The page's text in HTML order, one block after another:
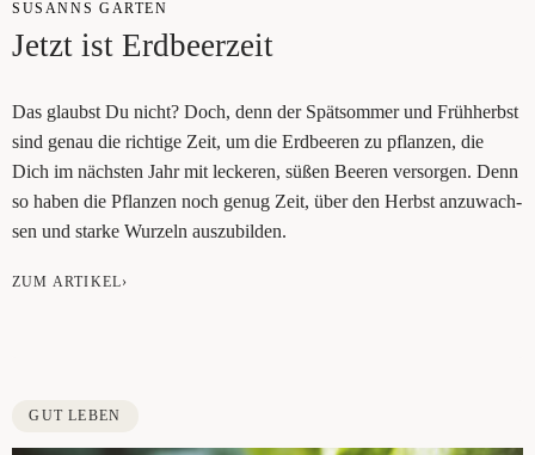
SUSANNS GAR­TEN
Jetzt ist Erdbeerzeit
Das glaubst Du nicht? Doch, denn der Spät­som­mer und Früh­herbst
sind genau die rich­ti­ge Zeit, um die Erd­bee­ren zu pflan­zen, die
Dich im nächs­ten Jahr mit lecke­ren, süßen Bee­ren ver­sor­gen. Denn
so haben die Pflan­zen noch genug Zeit, über den Herbst anzu­wach­
sen und star­ke Wur­zeln auszubilden.
ZUM ARTIKEL›
GUT LEBEN